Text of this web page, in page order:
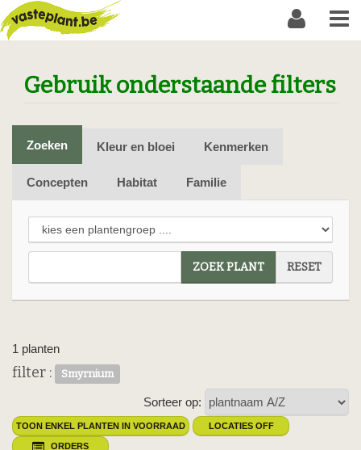
Gebruik onderstaande filters
Zoeken Kleur en bloei Kenmerken
Concepten Habitat Familie
ZOEK PLANT RESET
1 planten
filter : Smyrnium
Sorteer op:
TOON ENKEL PLANTEN IN VOORRAAD LOCATIES OFF
ORDERS